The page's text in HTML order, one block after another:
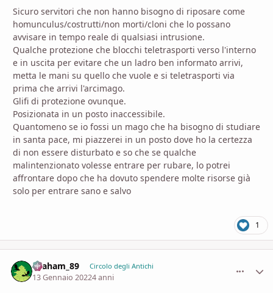
Sicuro servitori che non hanno bisogno di riposare come
homunculus/costrutti/non morti/cloni che lo possano
avvisare in tempo reale di qualsiasi intrusione.
Qualche protezione che blocchi teletrasporti verso l'interno
e in uscita per evitare che un ladro ben informato arrivi,
metta le mani su quello che vuole e si teletrasporti via
prima che arrivi l'arcimago.
Glifi di protezione ovunque.
Posizionata in un posto inaccessibile.
Quantomeno se io fossi un mago che ha bisogno di studiare
in santa pace, mi piazzerei in un posto dove ho la certezza
di non essere disturbato e so che se qualche
malintenzionato volesse entrare per rubare, lo potrei
affrontare dopo che ha dovuto spendere molte risorse già
solo per entrare sano e salvo
1
Graham_89 Circolo degli Antichi
13 Gennaio 20224 anni